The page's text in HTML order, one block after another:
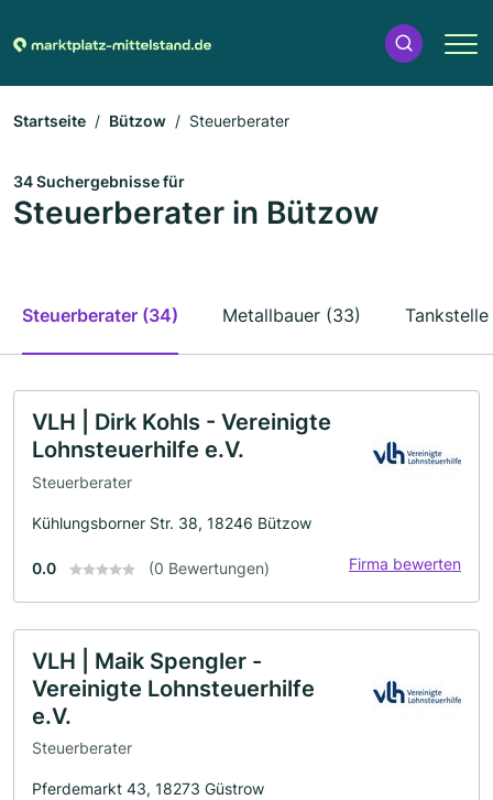
Startseite Bützow Steuerberater
34 Suchergebnisse für
Steuerberater in Bützow
Steuerberater (34) Metallbauer (33)
VLH | Dirk Kohls - Vereinigte
Lohnsteuerhilfe e.V.
Steuerberater
Kühlungsborner Str. 38, 18246 Bützow
0.0 (0 Bewertungen) Firma bewerten
VLH | Maik Spengler -
Vereinigte Lohnsteuerhilfe
e.V.
Steuerberater
Pferdemarkt 43, 18273 Güstrow